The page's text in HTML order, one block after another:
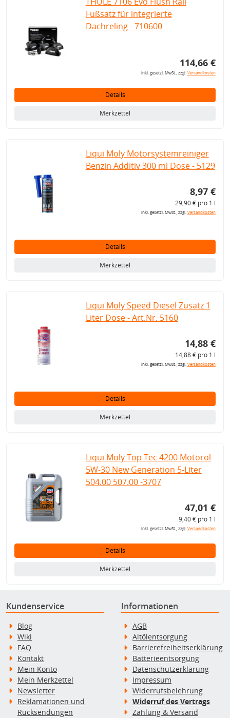
Fußsatz für integrierte
Dachreling - 710600
114,66 €
inkl. gesetzl. MwSt., zzgl.Versandkosten
Details
Merkzettel
Liqui Moly Motorsystemreiniger
Benzin Additiv 300 ml Dose - 5129
8,97 €
29,90 € pro 1 l
inkl. gesetzl. MwSt., zzgl.Versandkosten
Details
Merkzettel
Liqui Moly Speed Diesel Zusatz 1
Liter Dose - Art.Nr. 5160
14,88 €
14,88 € pro 1 l
inkl. gesetzl. MwSt., zzgl.Versandkosten
Details
Merkzettel
Liqui Moly Top Tec 4200 Motoröl
5W-30 New Generation 5-Liter
504.00 507.00 -3707
47,01 €
9,40 € pro 1 l
inkl. gesetzl. MwSt., zzgl.Versandkosten
Details
Merkzettel
Kundenservice
Blog
Wiki
FAQ
Kontakt
Mein Konto
Mein Merkzettel
Newsletter
Reklamationen und
Rücksendungen
Informationen
AGB
Altölentsorgung
Barrierefreiheitserklärung
Batterieentsorgung
Datenschutzerklärung
Impressum
Widerrufsbelehrung
Widerruf des Vertrags
Zahlung & Versand